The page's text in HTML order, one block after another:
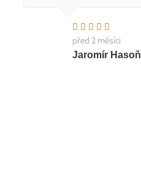
před 2 měsíci
Jaromír Hasoň